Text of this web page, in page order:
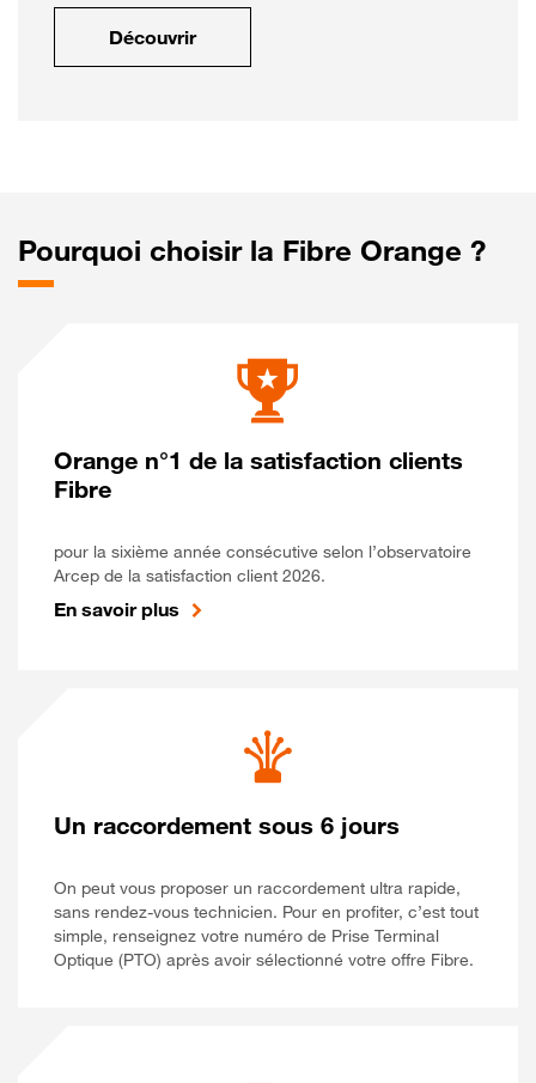
Découvrir
Pourquoi choisir la Fibre Orange ?
Orange n°1 de la satisfaction clients
Fibre
pour la sixième année consécutive selon l’observatoire
Arcep de la satisfaction client 2026.
En savoir plus
Un raccordement sous 6 jours
On peut vous proposer un raccordement ultra rapide,
sans rendez-vous technicien. Pour en profiter, c’est tout
simple, renseignez votre numéro de Prise Terminal
Optique (PTO) après avoir sélectionné votre offre Fibre.